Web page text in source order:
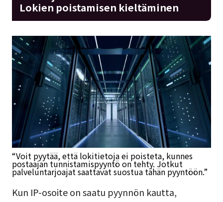
Lokien poistamisen kieltäminen
“Voit pyytää, että lokitietoja ei poisteta, kunnes
postaajan tunnistamispyyntö on tehty. Jotkut
palveluntarjoajat saattavat suostua tähän pyyntöön.”
Kun IP-osoite on saatu pyynnön kautta,